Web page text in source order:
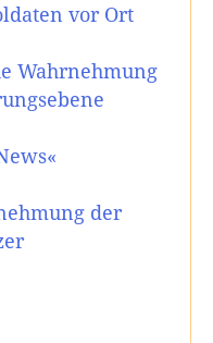
vor Ort
Wahrnehmung
der